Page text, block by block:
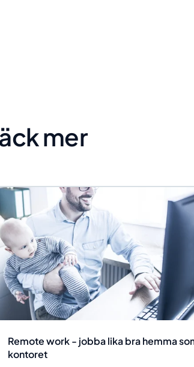
mer
Remote work - jobba lika bra hemma
kontoret